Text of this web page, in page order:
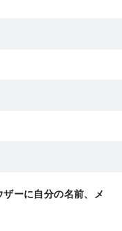
ーに自分の名前、メ